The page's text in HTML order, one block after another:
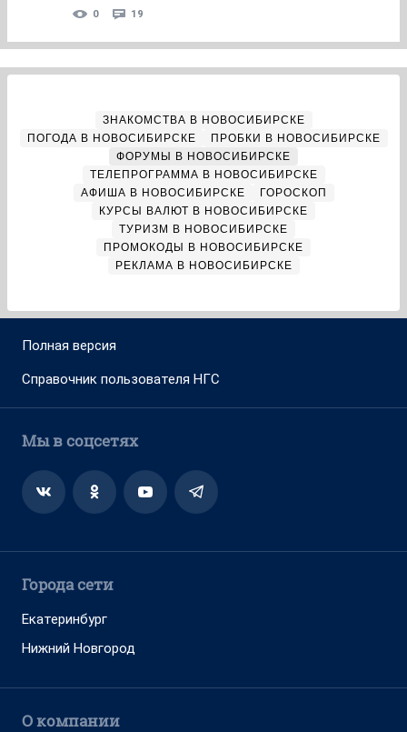
0 19
ЗНАКОМСТВА В НОВОСИБИРСКЕ
ПОГОДА В НОВОСИБИРСКЕ
ПРОБКИ В НОВОСИБИРСКЕ
ФОРУМЫ В НОВОСИБИРСКЕ
ТЕЛЕПРОГРАММА В НОВОСИБИРСКЕ
АФИША В НОВОСИБИРСКЕ
ГОРОСКОП
КУРСЫ ВАЛЮТ В НОВОСИБИРСКЕ
ТУРИЗМ В НОВОСИБИРСКЕ
ПРОМОКОДЫ В НОВОСИБИРСКЕ
РЕКЛАМА В НОВОСИБИРСКЕ
Полная версия
Справочник пользователя НГС
Мы в соцсетях
Города сети
Екатеринбург
Нижний Новгород
О компании